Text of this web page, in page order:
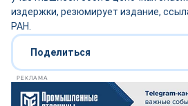
издержки, резюмирует издание,
РАН.
Поделиться
РЕКЛАМА